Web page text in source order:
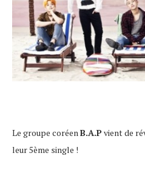
Le groupe coréen B.A.Pvient de
leur 5ème single !